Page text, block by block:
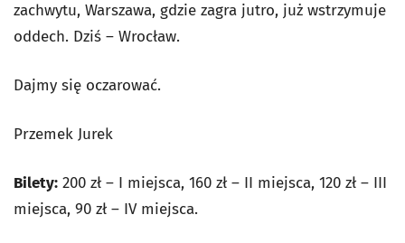
zachwytu, Warszawa, gdzie zagra jutro, już wstrzymuje
oddech. Dziś – Wrocław.
Dajmy się oczarować.
Przemek Jurek
Bilety: 200 zł – I miejsca, 160 zł – II miejsca, 120 zł – III
miejsca, 90 zł – IV miejsca.